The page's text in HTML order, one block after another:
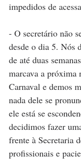
impedidos de
- O secretário não
desde o dia 5. Nós
de até duas
marcava a
Carnaval e demos
nada dele se
ele está se
decidimos fazer
frente à Secretaria
profissionais e